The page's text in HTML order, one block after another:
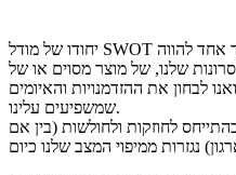
יחודו של מודל SWOT הוא בכך שהוא גורם לנו להתייחס מצד אחד להווה
שלנו, של מוצר מסוים או של
לבחון את ההזדמנויות והאיומים
שמשפיעים עלינו.
לחוזקות ולחולשות (בין אם